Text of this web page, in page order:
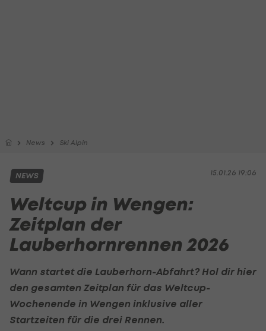
News Ski Alpin
15.01.26 19:06
NEWS
Weltcup in Wengen:
Zeitplan der
Lauberhornrennen 2026
Wann startet die Lauberhorn-Abfahrt? Hol dir hier
den gesamten Zeitplan für das Weltcup-
Wochenende in Wengen inklusive aller
Startzeiten für die drei Rennen.